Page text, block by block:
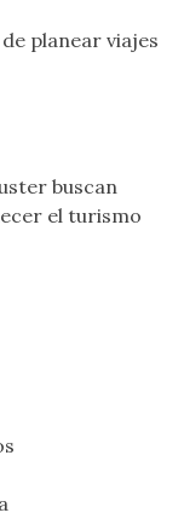
planear viajes
buscan
el turismo